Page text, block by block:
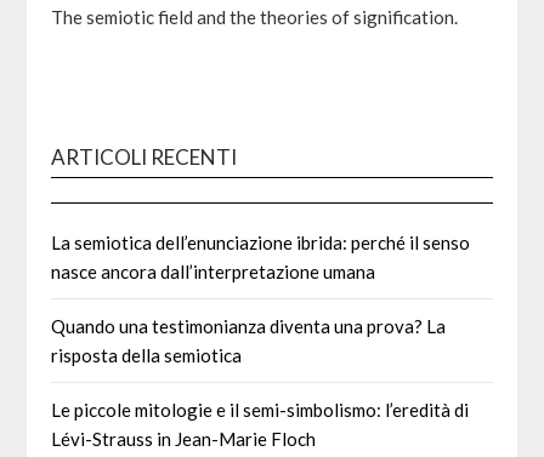
The semiotic field and the theories of signification.
ARTICOLI RECENTI
La semiotica dell’enunciazione ibrida: perché il senso
nasce ancora dall’interpretazione umana
Quando una testimonianza diventa una prova? La
risposta della semiotica
Le piccole mitologie e il semi-simbolismo: l’eredità di
Lévi-Strauss in Jean-Marie Floch